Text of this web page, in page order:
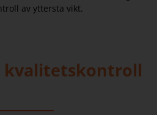
av yttersta vikt.
kvalitetskontroll